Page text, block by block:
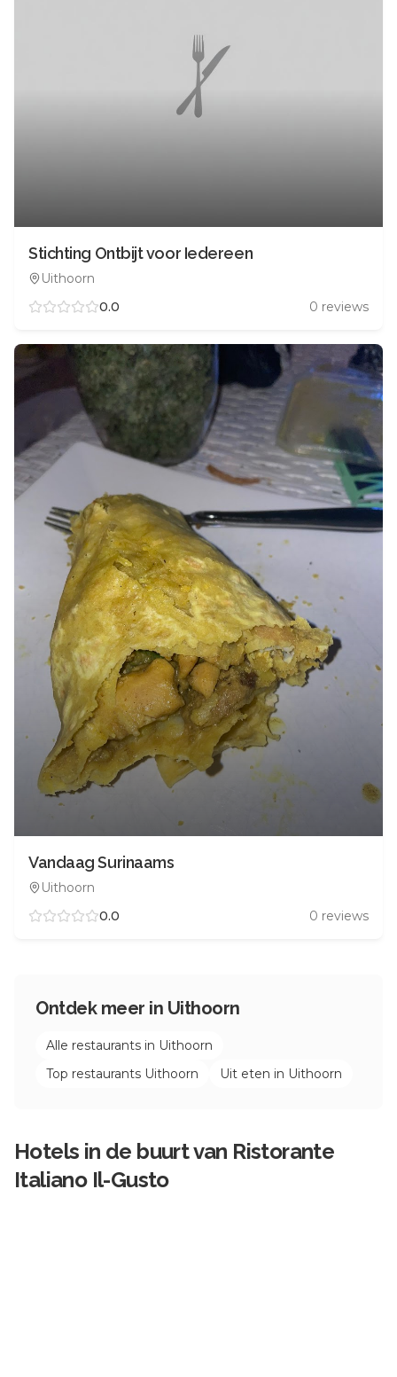
Stichting Ontbijt voor Iedereen
Uithoorn
0.0
0 reviews
Vandaag Surinaams
Uithoorn
0.0
0 reviews
Ontdek meer in Uithoorn
Alle restaurants in Uithoorn
Top restaurants Uithoorn Uit eten in Uithoorn
Hotels in de buurt van Ristorante
Italiano Il-Gusto